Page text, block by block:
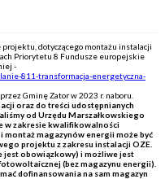
dotyczącego montażu instalacji
Priorytetu 8 Fundusze europejskie
-
811-transformacja-energetyczna-
Gminę Zator w 2023 r. naboru.
oraz do treści udostępnianych
od Urzędu Marszałkowskiego
w zakresie kwalifikowalności
montaż magazynów energii może być
projektu z zakresu instalacji OZE.
jest obowiązkowy) i możliwe jest
(bez magazynu energii).
dofinansowania na sam magazyn